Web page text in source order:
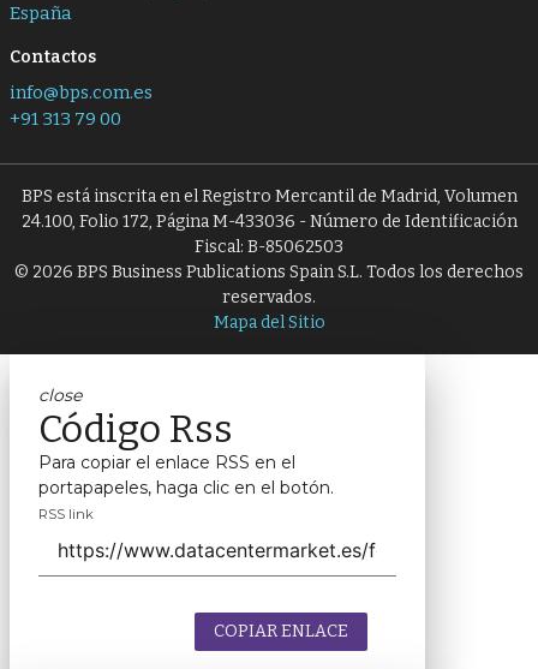
España
Contactos
info@bps.com.es
+91 313 79 00
BPS está inscrita en el Registro Mercantil de Madrid, Volumen
24.100, Folio 172, Página M-433036 - Número de Identificación
Fiscal: B-85062503
© 2026 BPS Business Publications Spain S.L. Todos los derechos
reservados.
Mapa del Sitio
close
Código Rss
Para copiar el enlace RSS en el
portapapeles, haga clic en el botón.
RSS link
COPIAR ENLACE